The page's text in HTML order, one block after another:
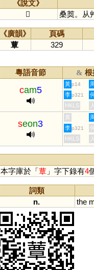
《說文》
𧅸
桑䓴。从
《廣韻》 頁碼
蕈
329
粵語音節 & 根
cam5
黃 p14 周
李 p321
HKLS
seon3
黃 周
李 p321
何
HKLS
本字庫於「蕈」字下錄有4
詞類
n.
the